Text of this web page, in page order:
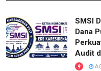
SMSI
Dana
Audit